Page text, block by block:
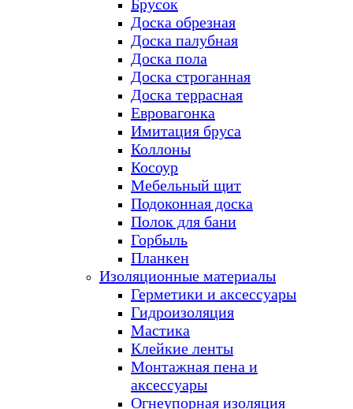
Брусок
Доска обрезная
Доска палубная
Доска пола
Доска строганная
Доска террасная
Евровагонка
Имитация бруса
Коллоны
Косоур
Мебельный щит
Подоконная доска
Полок для бани
Горбыль
Планкен
Изоляционные материалы
Герметики и аксессуары
Гидроизоляция
Мастика
Клейкие ленты
Монтажная пена и
аксессуары
Огнеупорная изоляция